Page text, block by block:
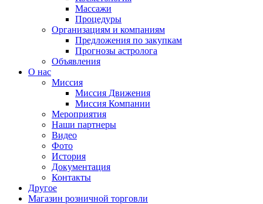
Массажи
Процедуры
Организациям и компаниям
Предложения по закупкам
Прогнозы астролога
Объявления
О нас
Миссия
Миссия Движения
Миссия Компании
Мероприятия
Наши партнеры
Видео
Фото
История
Документация
Контакты
Другое
Магазин розничной торговли